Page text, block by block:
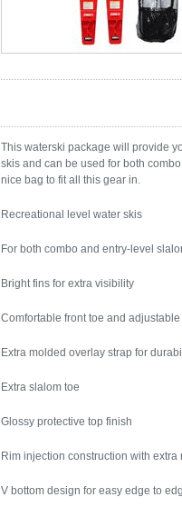
This waterski package will provide
skis and can be used for both
nice bag to fit all this gear in.
Recreational level water skis
For both combo and entry-level
Bright fins for extra visibility
Comfortable front toe and
Extra molded overlay strap for
Extra slalom toe
Glossy protective top finish
Rim injection construction with extra
V bottom design for easy edge to